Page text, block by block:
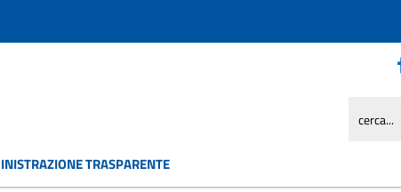
TRASPARENTE